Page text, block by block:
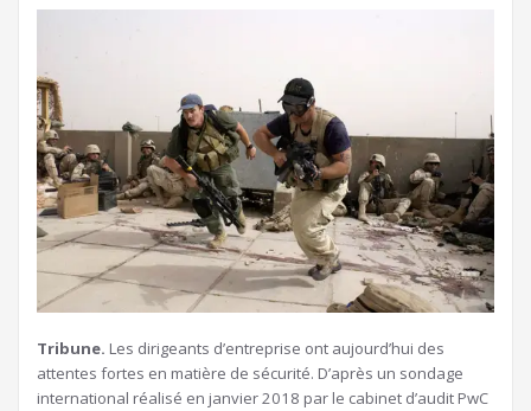
Tribune. Les dirigeants d’entreprise ont aujourd’hui des
attentes fortes en matière de sécurité. D’après un sondage
international réalisé en janvier 2018 par le cabinet d’audit PwC